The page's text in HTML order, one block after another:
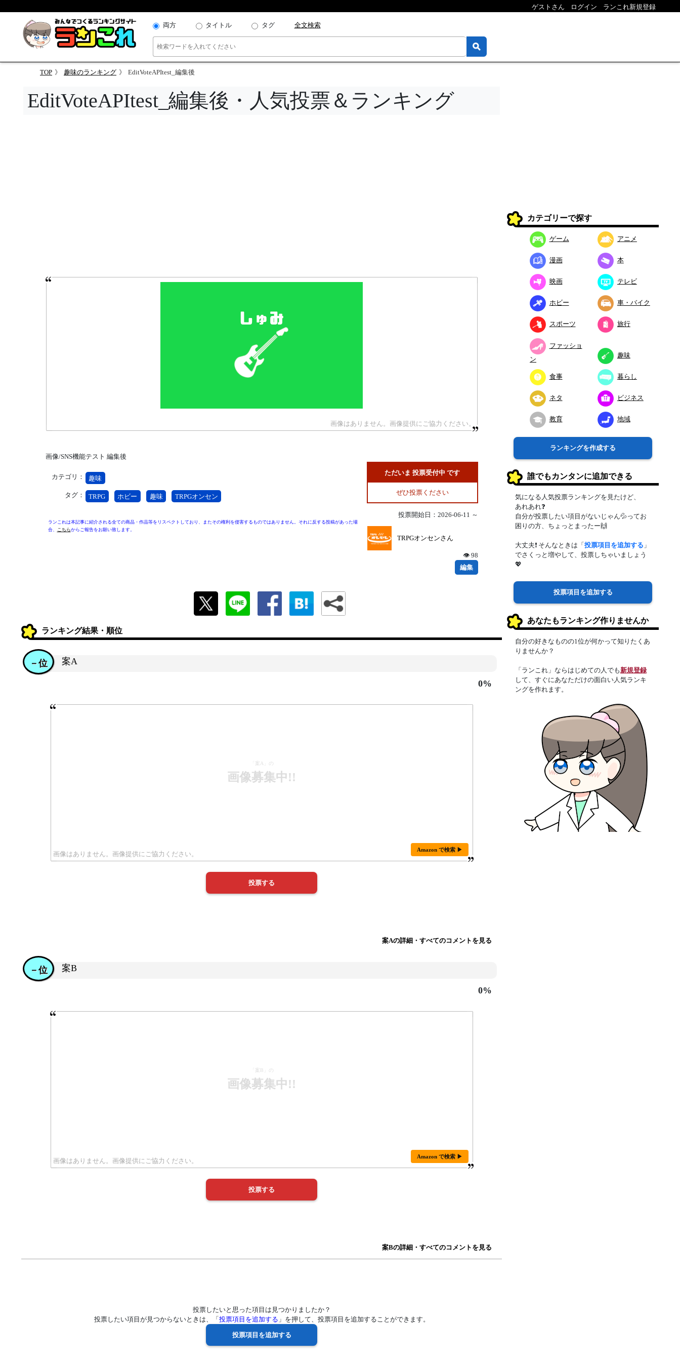
ゲストさん ログイン ランこれ新規登録
両方 タイトル タグ 全文検索
TOP 趣味のランキング EditVoteAPItest_編集後
EditVoteAPItest_編集後・人気投票＆ランキング
画像/SNS機能テスト 編集後
カテゴリ： 趣味
タグ： TRPG ホビー 趣味 TRPGオンセン
ランこれは本記事に紹介される全ての商品・作品等をリスペクトしており、またその権利を侵害するものではありません。それに反する投稿があった場
合、
こちらからご報告をお願い致します。
ただいま 投票受付中 です
ぜひ投票ください
投票開始日：2026-06-11 ～
TRPGオンセンさん
👁 98
編集
ランキング結果・順位
案A
－位
0%
「案A」の
画像募集中!!
Amazon で検索 ▶
案Aの詳細・すべてのコメントを見る
案B
－位
0%
「案B」の
画像募集中!!
Amazon で検索 ▶
案Bの詳細・すべてのコメントを見る
投票したいと思った項目は見つかりましたか？
投票したい項目が見つからないときは、「 投票項目を追加する 」を押して、投票項目を追加することができます。
カテゴリーで探す
ゲーム アニメ
漫画 本
映画 テレビ
ホビー 車・バイク
スポーツ 旅行
ファッショ
ン
趣味
食事 暮らし
ネタ ビジネス
教育 地域
ランキングを作成する
誰でもカンタンに追加できる
気になる人気投票ランキングを見たけど、
あれあれ❓
自分が投票したい項目がないじゃん💦ってお
困りの方、ちょっとまったー🙌
大丈夫❗ そんなときは「投票項目を追加する 」
でさくっと増やして、投票しちゃいましょう
💖
投票項目を追加する
あなたもランキング作りませんか
自分の好きなものの1位が何かって知りたくあ
りませんか？
「ランこれ」ならはじめての人でも新規登録
して、すぐにあなただけの面白い人気ランキ
ングを作れます。